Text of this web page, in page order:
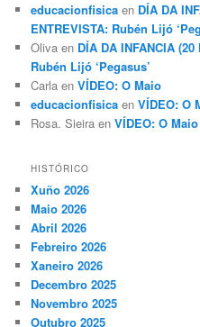
educacionfisica en DÍA DA
ENTREVISTA: Rubén Lijó
Oliva en DÍA DA INFANCIA
Rubén Lijó ‘Pegasus’
Carla enVÍDEO: O Maio
educacionfisica enVÍDEO: O
Rosa. Sieira enVÍDEO: O Maio
HISTÓRICO
Xuño 2026
Maio 2026
Abril 2026
Febreiro 2026
Xaneiro 2026
Decembro 2025
Novembro 2025
Outubro 2025